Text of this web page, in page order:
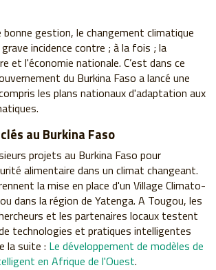
bonne gestion, le changement climatique
incidence contre ; à la fois ; la
et l'économie nationale. C’est dans ce
du Burkina Faso a lancé une
les plans nationaux d'adaptation aux
au Burkina Faso
projets au Burkina Faso pour
alimentaire dans un climat changeant.
la mise en place d'un Village Climato-
dans la région de Yatenga. A Tougou, les
et les partenaires locaux testent
technologies et pratiques intelligentes
la suite : Le développement de modèles de
en Afrique de l'Ouest.